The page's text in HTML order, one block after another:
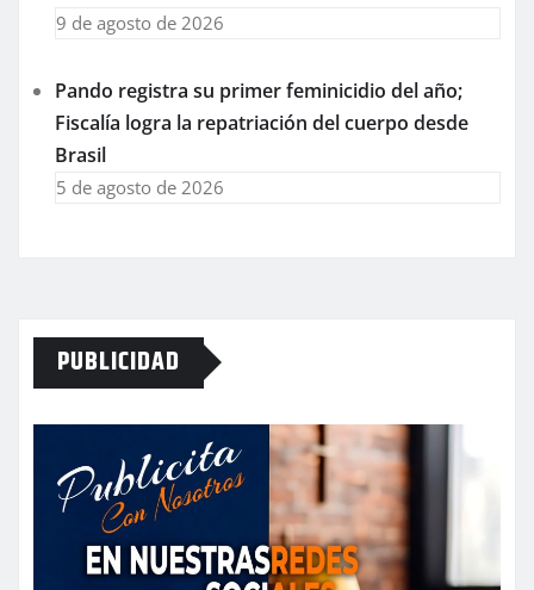
9 de agosto de 2026
Pando registra su primer feminicidio del año;
Fiscalía logra la repatriación del cuerpo desde
Brasil
5 de agosto de 2026
PUBLICIDAD